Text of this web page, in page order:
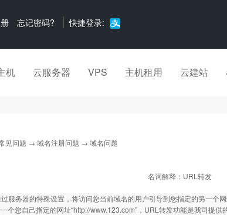
忘记密码? 快捷登录:
机 云服务器 VPS 主机租用 云建站
见问题 → 域名注册问题 → 域名问题
名词解释：URL转发
服务器的特殊设置，将访问您当前域名的用户引导到您指定的另一个
个您自己指定的网址“http://www.123.com”，URL转发功能是我司提供